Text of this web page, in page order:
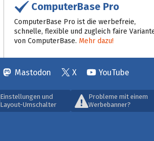
ComputerBase Pro
ComputerBase Pro ist die werbefreie,
schnelle, flexible und zugleich faire
von ComputerBase. Mehr dazu!
Mastodon X YouTube
Einstellungen und
Layout-Umschalter
Probleme mit einem
Werbebanner?